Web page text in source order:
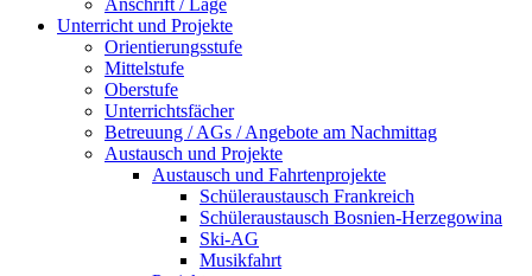
Anschrift / Lage
Unterricht und Projekte
Orientierungsstufe
Mittelstufe
Oberstufe
Unterrichtsfächer
Betreuung / AGs / Angebote am Nach­mittag
Austausch und Projekte
Austausch und Fahrtenprojekte
Schüleraustausch Frankreich
Schüleraustausch Bosnien-Herzegowina
Ski-AG
Musikfahrt